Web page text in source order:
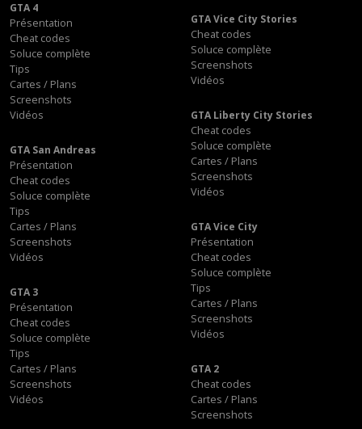
GTA 4
Présentation
Cheat codes
Soluce complète
Tips
Cartes / Plans
Screenshots
Vidéos
GTA Vice City Stories
Cheat codes
Soluce complète
Screenshots
Vidéos
GTA Liberty City Stories
Cheat codes
Soluce complète
Cartes / Plans
Screenshots
Vidéos
GTA San Andreas
Présentation
Cheat codes
Soluce complète
Tips
Cartes / Plans
Screenshots
Vidéos
GTA Vice City
Présentation
Cheat codes
Soluce complète
Tips
Cartes / Plans
Screenshots
Vidéos
GTA 3
Présentation
Cheat codes
Soluce complète
Tips
Cartes / Plans
Screenshots
Vidéos
GTA 2
Cheat codes
Cartes / Plans
Screenshots